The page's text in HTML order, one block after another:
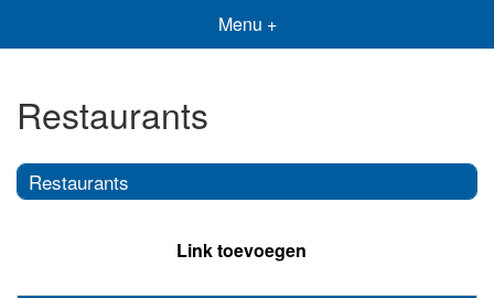
Menu +
Restaurants
Restaurants
Link toevoegen